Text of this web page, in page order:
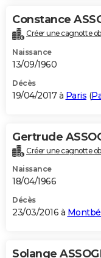
Constance
Créer une cagnotte
Naissance
13/09/1960
Décès
19/04/2017 à Paris (
Gertrude
Créer une cagnotte
Naissance
18/04/1966
Décès
23/03/2016 à
Solange